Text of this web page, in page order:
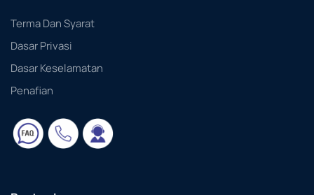
Terma Dan Syarat
Dasar Privasi
Dasar Keselamatan
Penafian